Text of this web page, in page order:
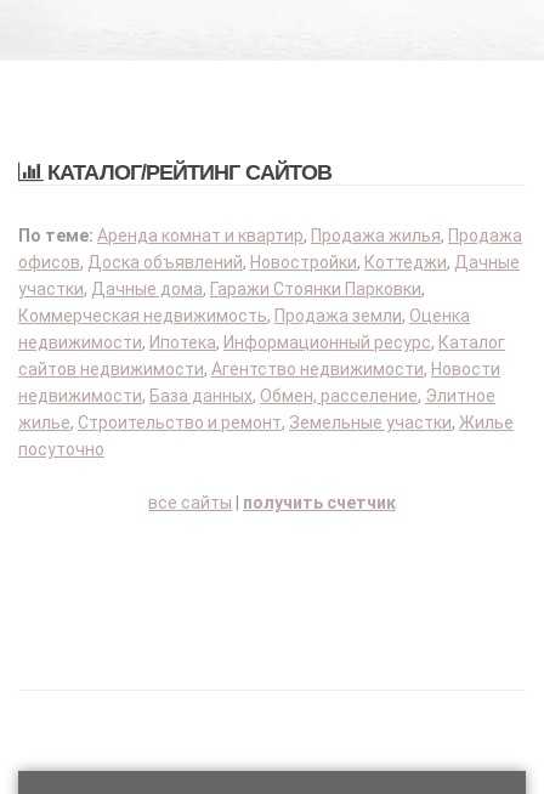
КАТАЛОГ/РЕЙТИНГ САЙТОВ
По теме: Аренда комнат и квартир, Продажа жилья, Продажа
офисов, Доска объявлений, Новостройки, Коттеджи, Дачные
участки, Дачные дома, Гаражи Стоянки Парковки,
Коммерческая недвижимость, Продажа земли, Оценка
недвижимости, Ипотека, Информационный ресурс, Каталог
сайтов недвижимости, Агентство недвижимости, Новости
недвижимости, База данных, Обмен, расселение, Элитное
жилье, Строительство и ремонт, Земельные участки, Жилье
посуточно
все сайты получить счетчик